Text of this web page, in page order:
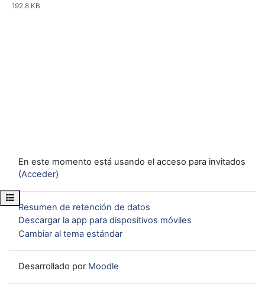
Abrir índice del curso
192.8 KB
En este momento está usando el acceso para invitados
(Acceder)
Resumen de retención de datos
Descargar la app para dispositivos móviles
Cambiar al tema estándar
Desarrollado por Moodle